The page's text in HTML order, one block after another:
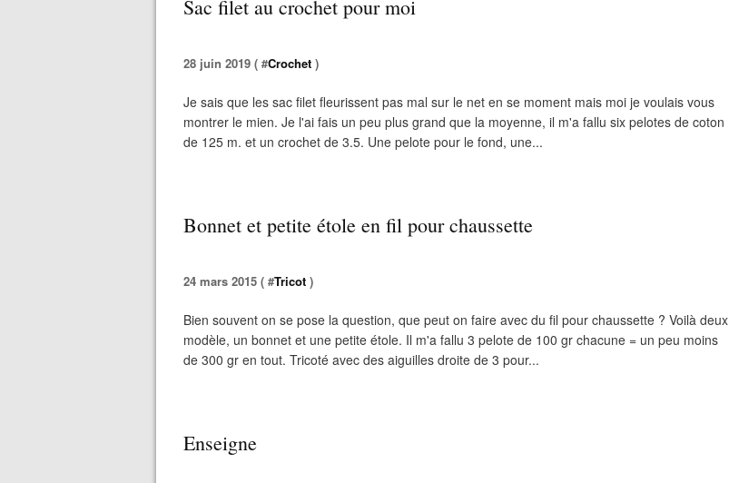
Sac filet au crochet pour moi
28 juin 2019 ( #Crochet )
Je sais que les sac filet fleurissent pas mal sur le net en se moment mais moi je voulais vous
montrer le mien. Je l'ai fais un peu plus grand que la moyenne, il m'a fallu six pelotes de coton
de 125 m. et un crochet de 3.5. Une pelote pour le fond, une...
Bonnet et petite étole en fil pour chaussette
24 mars 2015 ( #Tricot )
Bien souvent on se pose la question, que peut on faire avec du fil pour chaussette ? Voilà deux
modèle, un bonnet et une petite étole. Il m'a fallu 3 pelote de 100 gr chacune = un peu moins
de 300 gr en tout. Tricoté avec des aiguilles droite de 3 pour...
Enseigne